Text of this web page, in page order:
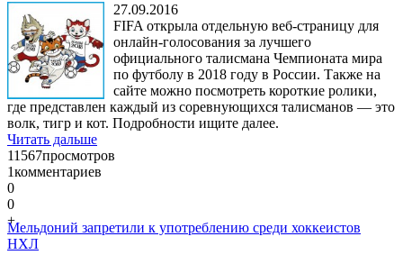
27.09.2016
FIFA открыла отдельную веб-страницу для
онлайн-голосования за лучшего
официального талисмана Чемпионата мира
по футболу в 2018 году в России. Также на
сайте можно посмотреть короткие ролики,
где представлен каждый из соревнующихся талисманов — это
волк, тигр и кот. Подробности ищите далее.
Читать дальше
11567просмотров
1комментариев
0
0
+
Мельдоний запретили к употреблению среди хоккеистов
НХЛ